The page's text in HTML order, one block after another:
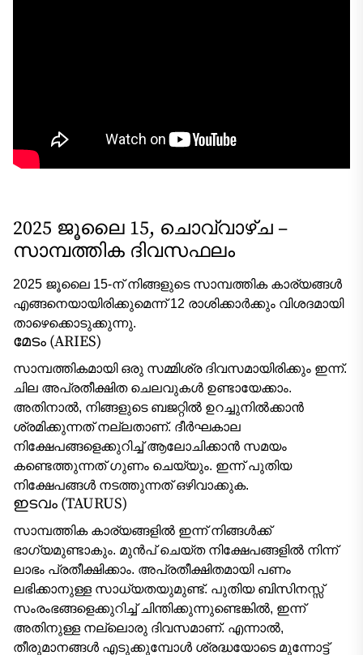
2025 ജൂലൈ 15, ചൊവ്വാഴ്ച –
സാമ്പത്തിക ദിവസഫലം
2025 ജൂലൈ 15-ന് നിങ്ങളുടെ സാമ്പത്തിക കാര്യങ്ങൾ
എങ്ങനെയായിരിക്കുമെന്ന് 12 രാശിക്കാർക്കും വിശദമായി
താഴെക്കൊടുക്കുന്നു.
മേടം (ARIES)
സാമ്പത്തികമായി ഒരു സമ്മിശ്ര ദിവസമായിരിക്കും ഇന്ന്.
ചില അപ്രതീക്ഷിത ചെലവുകൾ ഉണ്ടായേക്കാം.
അതിനാൽ, നിങ്ങളുടെ ബജറ്റിൽ ഉറച്ചുനിൽക്കാൻ
ശ്രമിക്കുന്നത് നല്ലതാണ്. ദീർഘകാല
നിക്ഷേപങ്ങളെക്കുറിച്ച് ആലോചിക്കാൻ സമയം
കണ്ടെത്തുന്നത് ഗുണം ചെയ്യും. ഇന്ന് പുതിയ
നിക്ഷേപങ്ങൾ നടത്തുന്നത് ഒഴിവാക്കുക.
ഇടവം (TAURUS)
സാമ്പത്തിക കാര്യങ്ങളിൽ ഇന്ന് നിങ്ങൾക്ക്
ഭാഗ്യമുണ്ടാകും. മുൻപ് ചെയ്ത നിക്ഷേപങ്ങളിൽ നിന്ന്
ലാഭം പ്രതീക്ഷിക്കാം. അപ്രതീക്ഷിതമായി പണം
ലഭിക്കാനുള്ള സാധ്യതയുമുണ്ട്. പുതിയ ബിസിനസ്സ്
സംരംഭങ്ങളെക്കുറിച്ച് ചിന്തിക്കുന്നുണ്ടെങ്കിൽ, ഇന്ന്
അതിനുള്ള നല്ലൊരു ദിവസമാണ്. എന്നാൽ,
തീരുമാനങ്ങൾ എടുക്കുമ്പോൾ ശ്രദ്ധയോടെ മുന്നോട്ട്